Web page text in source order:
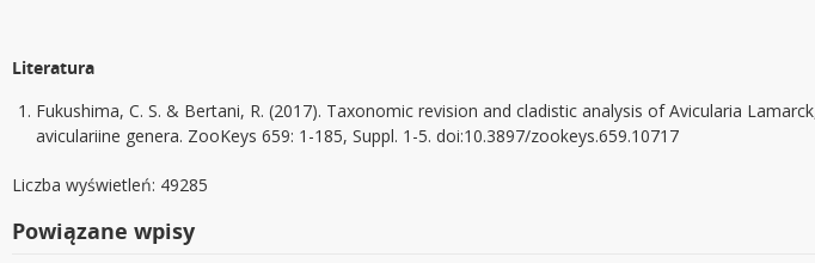
Literatura
Fukushima, C. S. & Bertani, R. (2017). Taxonomic revision and cladistic analysis of Avicularia
aviculariine genera. ZooKeys 659: 1-185, Suppl. 1-5. doi:10.3897/zookeys.659.10717
Liczba wyświetleń: 49285
Powiązane wpisy